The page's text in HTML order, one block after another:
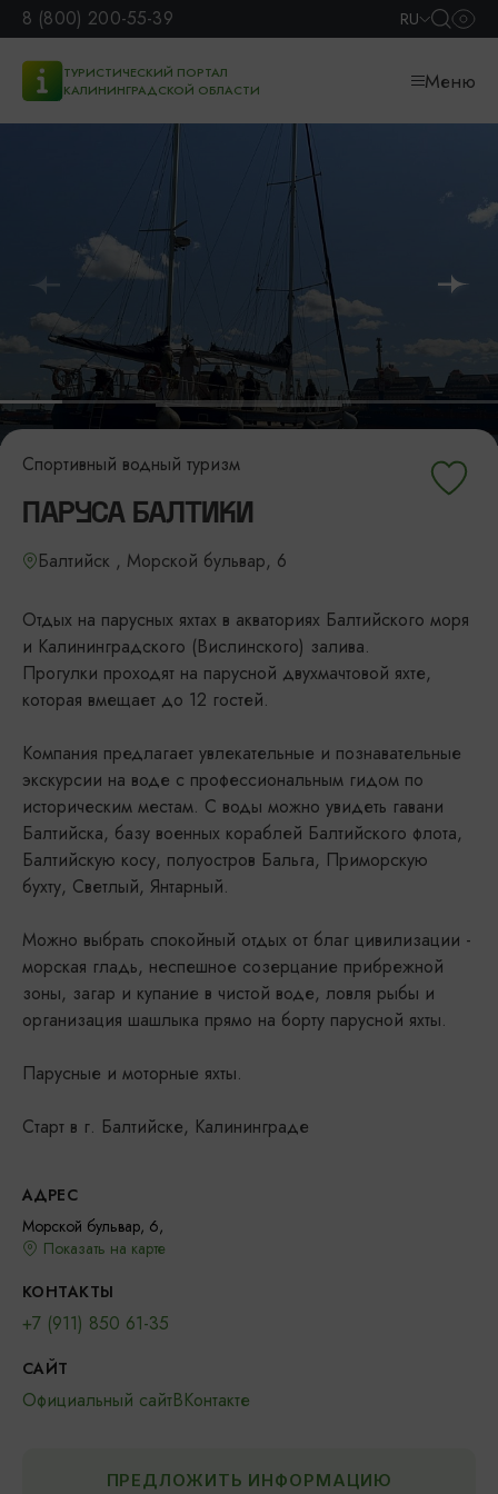
8 (800) 200-55-39 RU
ТУРИСТИЧЕСКИЙ ПОРТАЛ
КАЛИНИНГРАДСКОЙ ОБЛАСТИ
Меню
Спортивный водный туризм
ПАРУСА БАЛТИКИ
Балтийск , Морской бульвар, 6
Отдых на парусных яхтах в акваториях Балтийского моря
и Калининградского (Вислинского) залива.
Прогулки проходят на парусной двухмачтовой яхте,
которая вмещает до 12 гостей.
Компания предлагает увлекательные и познавательные
экскурсии на воде с профессиональным гидом по
историческим местам. С воды можно увидеть гавани
Балтийска, базу военных кораблей Балтийского флота,
Балтийскую косу, полуостров Бальга, Приморскую
бухту, Светлый, Янтарный.
Можно выбрать спокойный отдых от благ цивилизации -
морская гладь, неспешное созерцание прибрежной
зоны, загар и купание в чистой воде, ловля рыбы и
организация шашлыка прямо на борту парусной яхты.
Парусные и моторные яхты.
Старт в г. Балтийске, Калининграде
АДРЕС
Морской бульвар, 6,
Показать на карте
КОНТАКТЫ
+7 (911) 850 61-35
САЙТ
Официальный сайтВКонтакте
ПРЕДЛОЖИТЬ ИНФОРМАЦИЮ